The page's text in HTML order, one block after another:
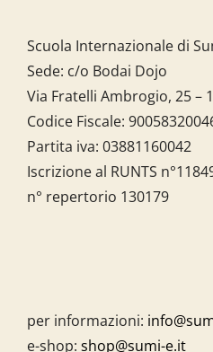
Scuola Internazionale di
Sede: c/o Bodai Dojo
Via Fratelli Ambrogio, 25 –
Codice Fiscale:
Partita iva: 03881160042
Iscrizione al RUNTS
n° repertorio 130179
per informazioni:
e-shop: shop@sumi-e.it